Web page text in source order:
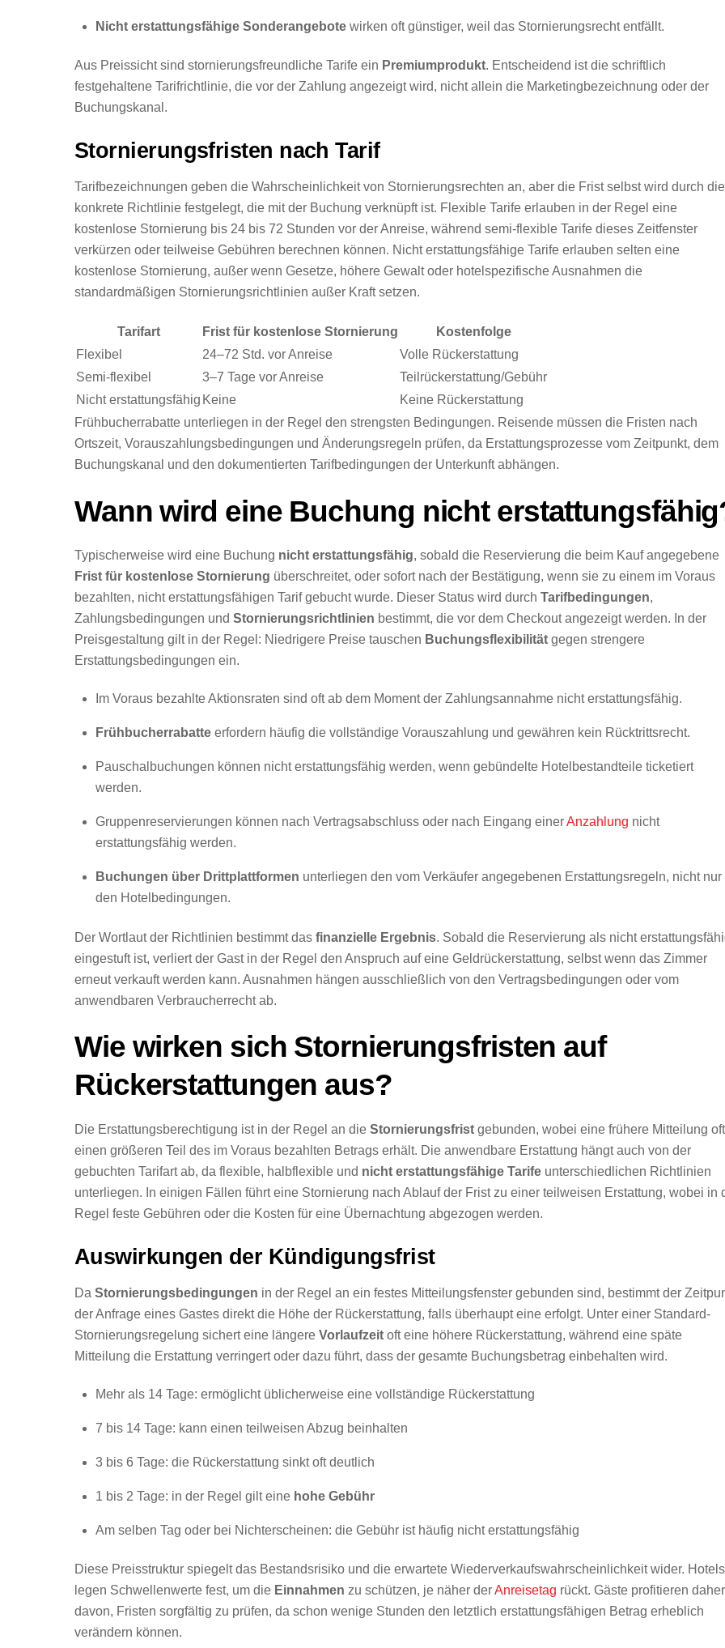
Nicht erstattungsfähige Sonderangebotewirken oft günstiger, weil das Stornierungsrecht entfällt.
Aus Preissicht sind stornierungsfreundliche Tarife ein Premiumprodukt. Entscheidend ist die schriftlich
festgehaltene Tarifrichtlinie, die vor der Zahlung angezeigt wird, nicht allein die Marketingbezeichnung oder der
Buchungskanal.
Stornierungsfristen nach Tarif
Tarifbezeichnungen geben die Wahrscheinlichkeit von Stornierungsrechten an, aber die Frist selbst wird durch die
konkrete Richtlinie festgelegt, die mit der Buchung verknüpft ist. Flexible Tarife erlauben in der Regel eine
kostenlose Stornierung bis 24 bis 72 Stunden vor der Anreise, während semi-flexible Tarife dieses Zeitfenster
verkürzen oder teilweise Gebühren berechnen können. Nicht erstattungsfähige Tarife erlauben selten eine
kostenlose Stornierung, außer wenn Gesetze, höhere Gewalt oder hotelspezifische Ausnahmen die
standardmäßigen Stornierungsrichtlinien außer Kraft setzen.
Tarifart Frist für kostenlose Stornierung
Kostenfolge
Flexibel
24–72 Std. vor Anreise
Volle Rückerstattung
Semi-flexibel
3–7 Tage vor Anreise
Teilrückerstattung/Gebühr
Nicht erstattungsfähig Keine
Keine Rückerstattung
Frühbucherrabatte unterliegen in der Regel den strengsten Bedingungen. Reisende müssen die Fristen nach
Ortszeit, Vorauszahlungsbedingungen und Änderungsregeln prüfen, da Erstattungsprozesse vom Zeitpunkt, dem
Buchungskanal und den dokumentierten Tarifbedingungen der Unterkunft abhängen.
Wann wird eine Buchung nicht
Typischerweise wird eine Buchung nicht erstattungsfähig, sobald die Reservierung die beim Kauf angegebene
Frist für kostenlose Stornierung überschreitet, oder sofort nach der Bestätigung, wenn sie zu einem im Voraus
bezahlten, nicht erstattungsfähigen Tarif gebucht wurde. Dieser Status wird durch Tarifbedingungen,
Zahlungsbedingungen und Stornierungsrichtlinien bestimmt, die vor dem Checkout angezeigt werden. In der
Preisgestaltung gilt in der Regel: Niedrigere Preise tauschen Buchungsflexibilität gegen strengere
Erstattungsbedingungen ein.
Im Voraus bezahlte Aktionsraten sind oft ab dem Moment der Zahlungsannahme nicht erstattungsfähig.
Frühbucherrabatteerfordern häufig die vollständige Vorauszahlung und gewähren kein Rücktrittsrecht.
Pauschalbuchungen können nicht erstattungsfähig werden, wenn gebündelte Hotelbestandteile ticketiert
werden.
Gruppenreservierungen können nach Vertragsabschluss oder nach Eingang einerAnzahlung nicht
erstattungsfähig werden.
Buchungen über Drittplattformen unterliegen den vom Verkäufer angegebenen Erstattungsregeln, nicht nur
den Hotelbedingungen.
Der Wortlaut der Richtlinien bestimmt das finanzielle Ergebnis. Sobald die Reservierung als nicht
eingestuft ist, verliert der Gast in der Regel den Anspruch auf eine Geldrückerstattung, selbst wenn das Zimmer
erneut verkauft werden kann. Ausnahmen hängen ausschließlich von den Vertragsbedingungen oder vom
anwendbaren Verbraucherrecht ab.
Wie wirken sich Stornierungsfristen auf
Rückerstattungen aus?
Die Erstattungsberechtigung ist in der Regel an die Stornierungsfrist gebunden, wobei eine frühere Mitteilung oft
einen größeren Teil des im Voraus bezahlten Betrags erhält. Die anwendbare Erstattung hängt auch von der
gebuchten Tarifart ab, da flexible, halbflexible und nicht erstattungsfähige Tarife unterschiedlichen Richtlinien
unterliegen. In einigen Fällen führt eine Stornierung nach Ablauf der Frist zu einer teilweisen Erstattung, wobei in
Regel feste Gebühren oder die Kosten für eine Übernachtung abgezogen werden.
Auswirkungen der Kündigungsfrist
Da Stornierungsbedingungen in der Regel an ein festes Mitteilungsfenster gebunden sind, bestimmt der
der Anfrage eines Gastes direkt die Höhe der Rückerstattung, falls überhaupt eine erfolgt. Unter einer Standard-
Stornierungsregelung sichert eine längere Vorlaufzeit oft eine höhere Rückerstattung, während eine späte
Mitteilung die Erstattung verringert oder dazu führt, dass der gesamte Buchungsbetrag einbehalten wird.
Mehr als 14 Tage: ermöglicht üblicherweise eine vollständige Rückerstattung
7 bis 14 Tage: kann einen teilweisen Abzug beinhalten
3 bis 6 Tage: die Rückerstattung sinkt oft deutlich
1 bis 2 Tage: in der Regel gilt eine hohe Gebühr
Am selben Tag oder bei Nichterscheinen: die Gebühr ist häufig nicht erstattungsfähig
Diese Preisstruktur spiegelt das Bestandsrisiko und die erwartete Wiederverkaufswahrscheinlichkeit wider. Hotels
legen Schwellenwerte fest, um die Einnahmen zu schützen, je näher derAnreisetag rückt. Gäste profitieren daher
davon, Fristen sorgfältig zu prüfen, da schon wenige Stunden den letztlich erstattungsfähigen Betrag erheblich
verändern können.